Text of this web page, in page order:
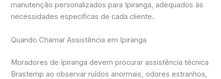
manutenção personalizados para Ipiranga, adequados às
necessidades específicas de cada cliente.
Quando Chamar Assistência em Ipiranga
Moradores de Ipiranga devem procurar assistência técnica
Brastemp ao observar ruídos anormais, odores estranhos,